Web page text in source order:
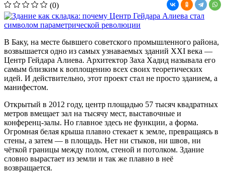
(0)
В Баку, на месте бывшего советского промышленного района,
возвышается одно из самых узнаваемых зданий XXI века —
Центр Гейдара Алиева. Архитектор Заха Хадид называла его
самым близким к воплощению всех своих теоретических
идей. И действительно, этот проект стал не просто зданием, а
манифестом.
Открытый в 2012 году, центр площадью 57 тысяч квадратных
метров вмещает зал на тысячу мест, выставочные и
конференц-залы. Но главное здесь не функции, а форма.
Огромная белая крыша плавно стекает к земле, превращаясь в
стены, а затем — в площадь. Нет ни стыков, ни швов, ни
чёткой границы между полом, стеной и потолком. Здание
словно вырастает из земли и так же плавно в неё
возвращается.